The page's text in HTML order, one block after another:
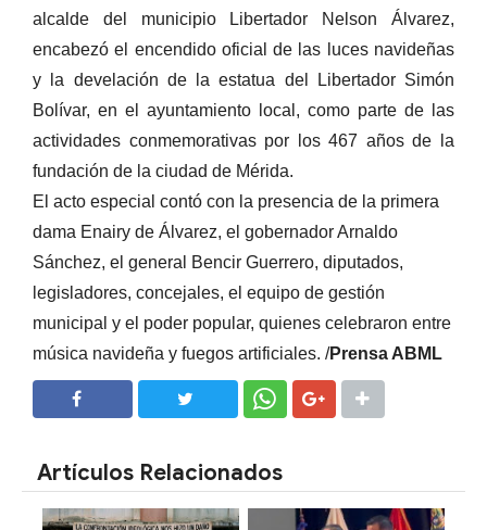
alcalde del municipio Libertador Nelson Álvarez,
encabezó el encendido oficial de las luces navideñas
y la develación de la estatua del Libertador Simón
Bolívar, en el ayuntamiento local, como parte de las
actividades conmemorativas por los 467 años de la
fundación de la ciudad de Mérida.
El acto especial contó con la presencia de la primera
dama Enairy de Álvarez, el gobernador Arnaldo
Sánchez, el general Bencir Guerrero, diputados,
legisladores, concejales, el equipo de gestión
municipal y el poder popular, quienes celebraron entre
música navideña y fuegos artificiales. /Prensa ABML
Artículos Relacionados